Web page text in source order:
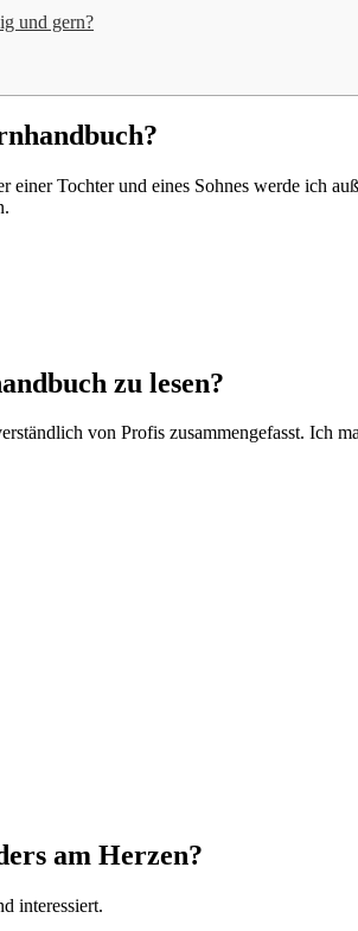
und gern?
Tochter und eines Sohnes werde ich
zu lesen?
von Profis zusammengefasst. Ich
am Herzen?
interessiert.